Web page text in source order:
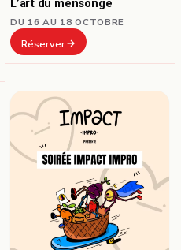
L’art du mensonge
DU 16 AU 18 OCTOBRE
Réserver